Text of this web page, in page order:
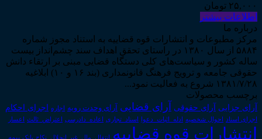
۲۵,۰۰۰ تومان
اطلاعات بیشتر
درباره ما
مرکز مطبوعات و انتشارات قوه قضاییه به استناد مجوز شماره
۵۸۸۴ از سال ۱۳۸۰ در راستای تحقق اهداف سند چشم‌انداز بیست
ساله کشور و سیاست‌های کلی دستگاه قضایی مبنی بر ارتقاء دانش
حقوقی جامعه و ترویج فرهنگ قانونمداری (بند ۱۶ و ۱۰) ابلاغیه
۱۳۸۱/۷/۲۸ شروع به فعالیت نمود...
برچسب محصولات
آرای جزایی آرای حقوقی آرای قضایی آرای وحدت رویه اجاره اجرای احکام
اجرای اسناد احوال شخصیه ادله_اثبات_دعوا اسناد_تجاری اعاده_دادرسی اعتراض_ثالث اعسار
انتشارات قوه قضاییه انتقال_مال_غیر انحلال_نکاح بانک